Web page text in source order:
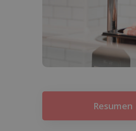
Resumen